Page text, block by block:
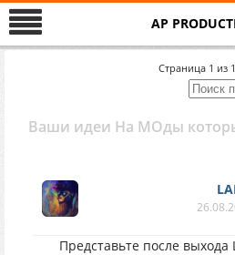
AP
Страница 1 из 1
Ваши идеи На МОды
Представьте после выхода